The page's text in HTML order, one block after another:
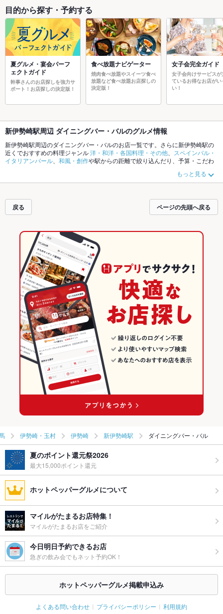
目的から探す・予約する
夏グルメ・宴会パーフ
ェクトガイド
幹事さんのお店探しを強力サ
ポート！お店探しの決定版！
食べ放題ナビゲーター
焼肉食べ放題やスイーツ食べ
放題など食べ放題お店探しの
決定版！
女子会完全ガイド
女子会向けサービスが
ているお得なお店がい
い！
新伊勢崎駅周辺 ダイニングバー・バルのグルメ情報
新伊勢崎駅周辺のダイニングバー・バルのお店一覧です。さらに新伊勢崎駅の
近くでおすすめの料理ジャンル洋・和洋・各国料理・その他、 スペインバル・
イタリアンバール、 和風・創作や駅からの距離で絞り込んだり、予算・こだわ
ペッパーグルメなら、お得なクーポンはもちろん、こだわりメニューアヒージ
ョ、にんにく料理、パエリアや季節のおすすめ料理など、お店の最新情報をご
大中です。友達どうしの飲み会にも、会社の宴会にも、デートやパーティーに
もお得に便利にホットペッパーグルメをご利用ください。
もっと見る
戻る ページの先頭へ戻る
伊勢崎・玉村 伊勢崎 新伊勢崎駅 ダイニングバー・バル
夏のポイント還元祭2026
最大15,000ポイント還元
ホットペッパーグルメについて
マイルがたまるお店特集！
マイルがたまるお店をご紹介
今日明日予約できるお店
急ぎの飲み会でもネット予約OK！
ホットペッパーグルメ掲載申込み
よくある問い合わせ プライバシーポリシー 利用規約